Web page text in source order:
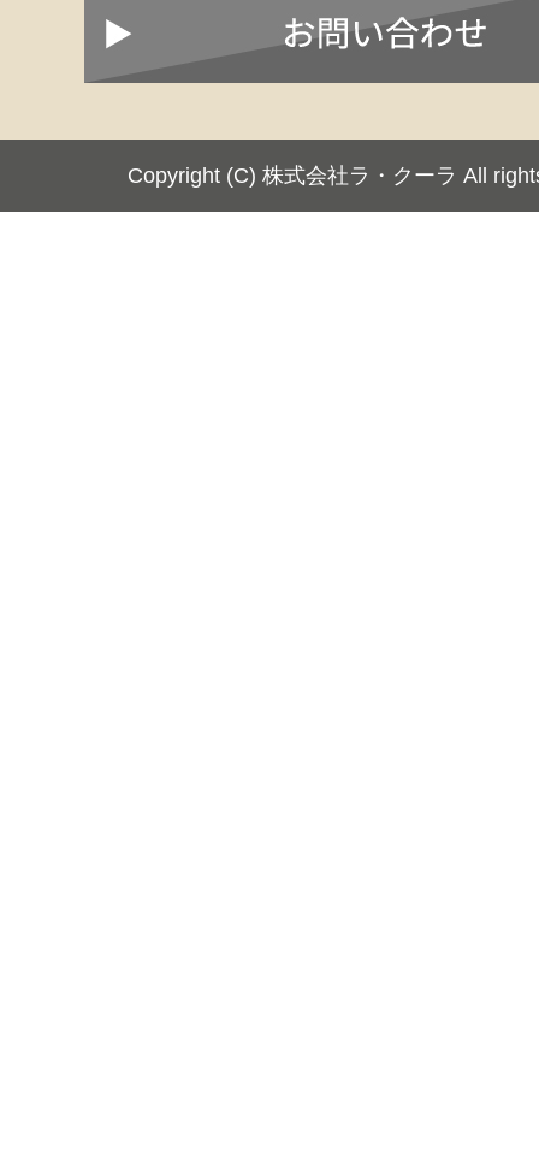
Copyright (C) 株式会社ラ・クーラ All